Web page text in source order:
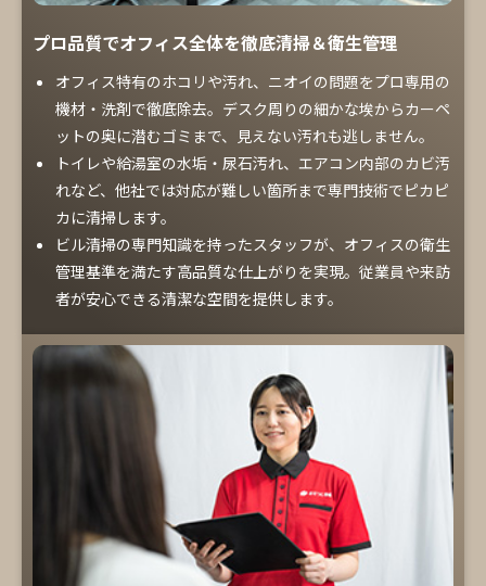
プロ品質でオフィス全体を徹底清掃＆衛生管理
オフィス特有のホコリや汚れ、ニオイの問題をプロ専用の
機材・洗剤で徹底除去。デスク周りの細かな埃からカーペ
ットの奥に潜むゴミまで、見えない汚れも逃しません。
トイレや給湯室の水垢・尿石汚れ、エアコン内部のカビ汚
れなど、他社では対応が難しい箇所まで専門技術でピカピ
カに清掃します。
ビル清掃の専門知識を持ったスタッフが、オフィスの衛生
管理基準を満たす高品質な仕上がりを実現。従業員や来訪
者が安心できる清潔な空間を提供します。